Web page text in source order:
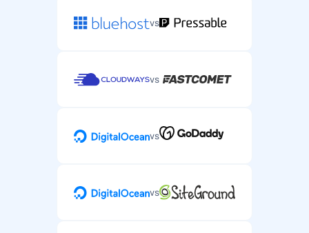
vs
vs
vs
vs